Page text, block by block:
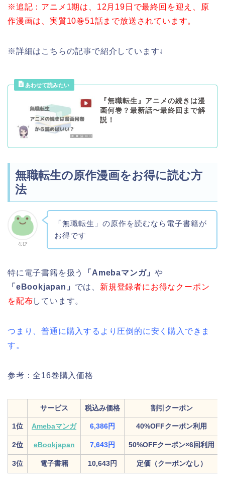
※追記：アニメ1期は、12月19日で最終回を迎え、原
作漫画は、実質10巻51話まで放送されています。
※詳細はこちらの記事で紹介しています↓
『無職転生』アニメの続きは漫
画何巻？最新話〜最終回まで解
説！
無職転生の原作漫画をお得に読む方
法
なび
「無職転生」の原作を読むなら電子書籍が
お得です
特に電子書籍を扱う 「Amebaマンガ」や
「eBookjapan」 では、 新規登録者にお得なクーポン
を配布しています。
つまり、普通に購入するより圧倒的に安く購入できま
す。
参考：全16巻購入価格
サービス 税込み価格 割引クーポン
1位 Amebaマンガ 6,386円 40%OFFクーポン利用
2位 eBookjapan 7,643円 50%OFFクーポン×6回利用
3位 電子書籍 10,643円 定価（クーポンなし）